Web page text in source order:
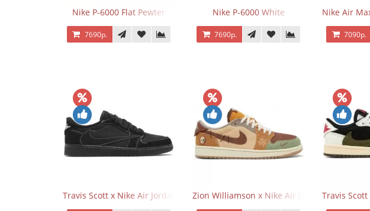
Nike P-6000 Flat Pewter
7690р.
Nike P-6000 White
7690р.
Nike Air
7090р.
Travis Scott x Nike Air Jordan 1 Retro Low OG SP Black Phantom
Zion Williamson x Nike Air Jordan 1 Retro
Travis